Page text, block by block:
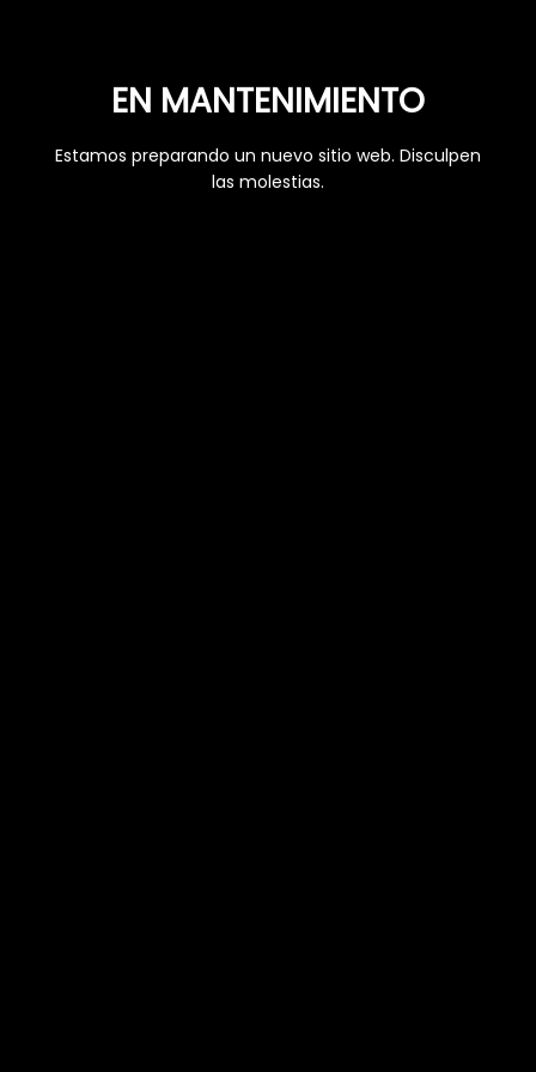
EN MANTENIMIENTO
Estamos preparando un nuevo sitio web. Disculpen
las molestias.